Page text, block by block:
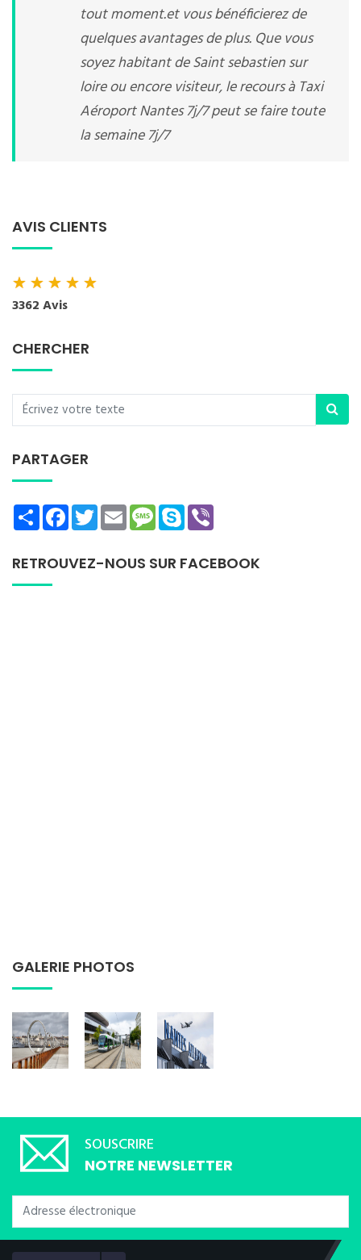
tout moment.et vous bénéficierez de
quelques avantages de plus. Que vous
soyez habitant de Saint sebastien sur
loire ou encore visiteur, le recours à Taxi
Aéroport Nantes 7j/7 peut se faire toute
la semaine 7j/7
AVIS CLIENTS
★★★★★
3362 Avis
CHERCHER
PARTAGER
ShareFacebookTwitterEmailMessage
Skype
RETROUVEZ-NOUS SUR FACEBOOK
GALERIE PHOTOS
SOUSCRIRE
NOTRE NEWSLETTER